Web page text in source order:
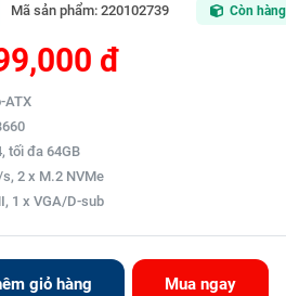
Mã sản phẩm:220102739 Còn hàng
đ
ATX
tối đa 64GB
2 x M.2 NVMe
1 x VGA/D-sub
giỏ hàng Mua ngay